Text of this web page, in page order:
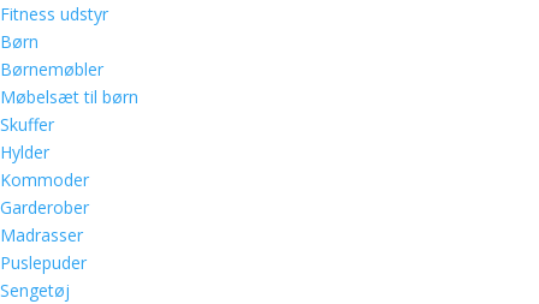
Fitness udstyr
Børn
Børnemøbler
Møbelsæt til børn
Skuffer
Hylder
Kommoder
Garderober
Madrasser
Puslepuder
Sengetøj